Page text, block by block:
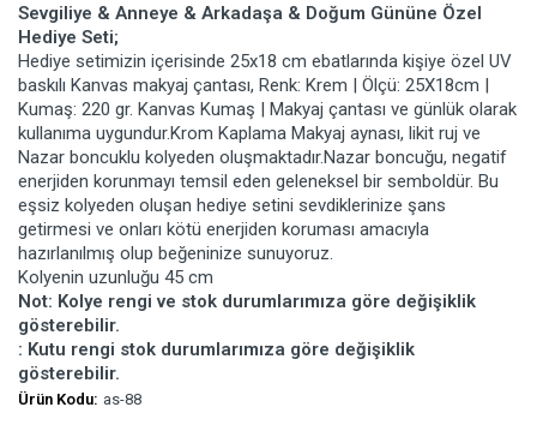
Sevgiliye & Anneye & Arkadaşa & Doğum Gününe Özel
Hediye Seti;
Hediye setimizin içerisinde 25x18 cm ebatlarında kişiye özel UV
baskılı Kanvas makyaj çantası, Renk: Krem | Ölçü: 25X18cm |
Kumaş: 220 gr. Kanvas Kumaş | Makyaj çantası ve günlük olarak
kullanıma uygundur.Krom Kaplama Makyaj aynası, likit ruj ve
Nazar boncuklu kolyeden oluşmaktadır.Nazar boncuğu, negatif
enerjiden korunmayı temsil eden geleneksel bir semboldür. Bu
eşsiz kolyeden oluşan hediye setini sevdiklerinize şans
getirmesi ve onları kötü enerjiden koruması amacıyla
hazırlanılmış olup beğeninize sunuyoruz.
Kolyenin uzunluğu 45 cm
Not: Kolye rengi ve stok durumlarımıza göre değişiklik
gösterebilir.
: Kutu rengi stok durumlarımıza göre değişiklik
gösterebilir.
Ürün Kodu: as-88